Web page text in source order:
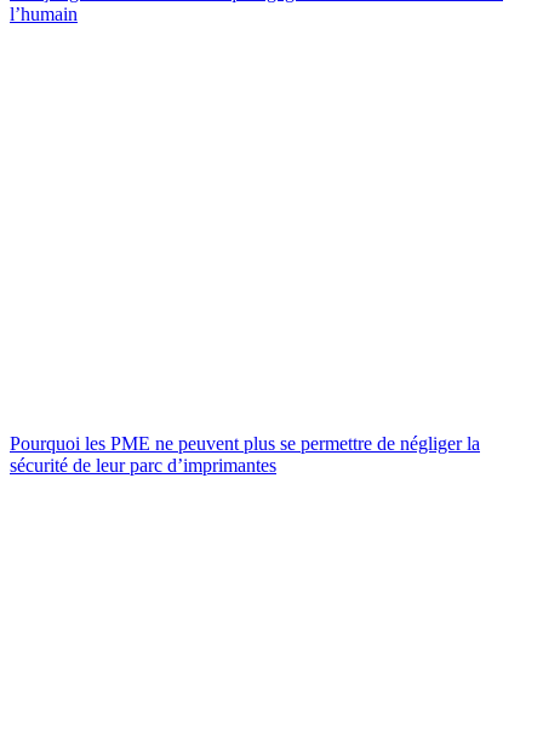
l’humain
Pourquoi les PME ne peuvent plus se permettre de négliger la
sécurité de leur parc d’imprimantes